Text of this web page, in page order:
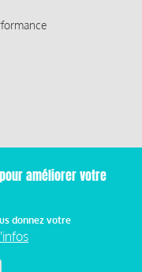
parCafffeine
d’utilisation et
améliorer votre
donnez votre